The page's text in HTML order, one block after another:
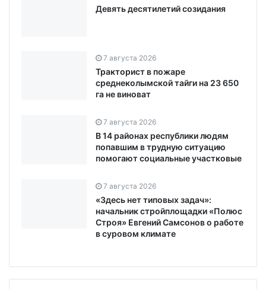
Девять десятилетий созидания
7 августа 2026
Тракторист в пожаре
среднеколымской тайги на 23 650
га не виноват
7 августа 2026
В 14 районах республики людям
попавшим в трудную ситуацию
помогают социальные участковые
7 августа 2026
«Здесь нет типовых задач»:
начальник стройплощадки «Полюс
Строя» Евгений Самсонов о работе
в суровом климате